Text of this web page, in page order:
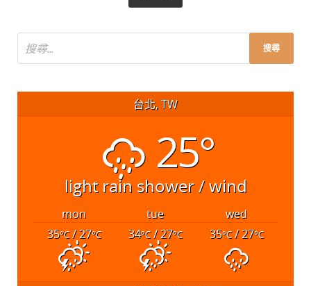
台北, TW
25°
light rain shower / wind
mon tue
wed
35°C/ 27°C 34°C/ 27°C 35°C/ 27°C